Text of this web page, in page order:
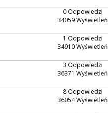
0 Odpowiedzi
34059 Wyświetleń
1 Odpowiedzi
34910 Wyświetleń
3 Odpowiedzi
36371 Wyświetleń
8 Odpowiedzi
36054 Wyświetleń